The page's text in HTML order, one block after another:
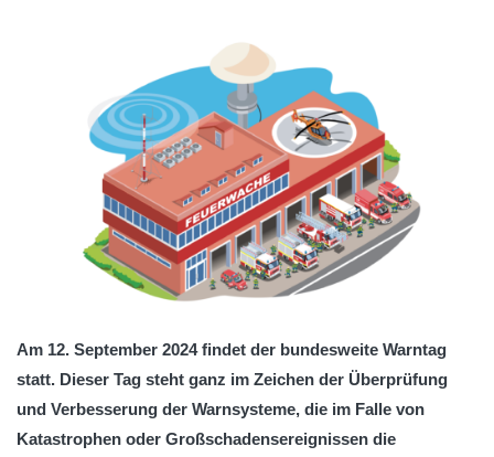
Am 12. September 2024 findet der bundesweite Warntag
statt. Dieser Tag steht ganz im Zeichen der Überprüfung
und Verbesserung der Warnsysteme, die im Falle von
Katastrophen oder Großschadensereignissen die